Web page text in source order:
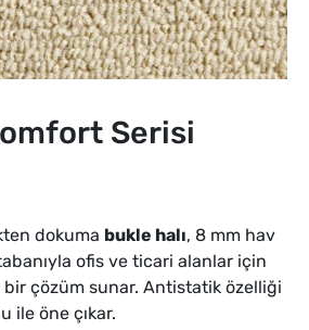
Serisi
dokuma bukle halı, 8 mm hav
ofis ve ticari alanlar için
bir çözüm sunar. Antistatik özelliği
ile öne çıkar.